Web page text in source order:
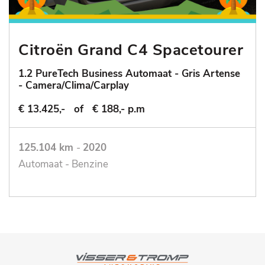
Citroën Grand C4 Spacetourer
1.2 PureTech Business Automaat - Gris Artense
- Camera/Clima/Carplay
€ 13.425,-
of € 188,- p.m
125.104 km - 2020
Automaat - Benzine